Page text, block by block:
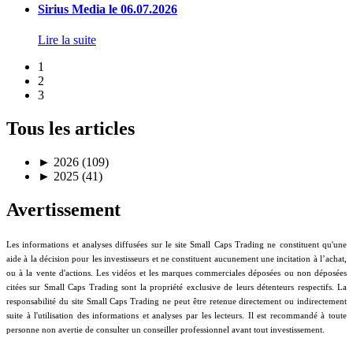
Sirius Media le 06.07.2026
Lire la suite
1
2
3
Tous les articles
► 2026 (109)
► 2025 (41)
Avertissement
Les informations et analyses diffusées sur le site Small Caps Trading ne constituent qu'une
aide à la décision pour les investisseurs et ne constituent aucunement une incitation à l’achat,
ou à la vente d'actions. Les vidéos et les marques commerciales déposées ou non déposées
citées sur Small Caps Trading sont la propriété exclusive de leurs détenteurs respectifs. La
responsabilité du site Small Caps Trading ne peut être retenue directement ou indirectement
suite à l'utilisation des informations et analyses par les lecteurs. Il est recommandé à toute
personne non avertie de consulter un conseiller professionnel avant tout investissement.